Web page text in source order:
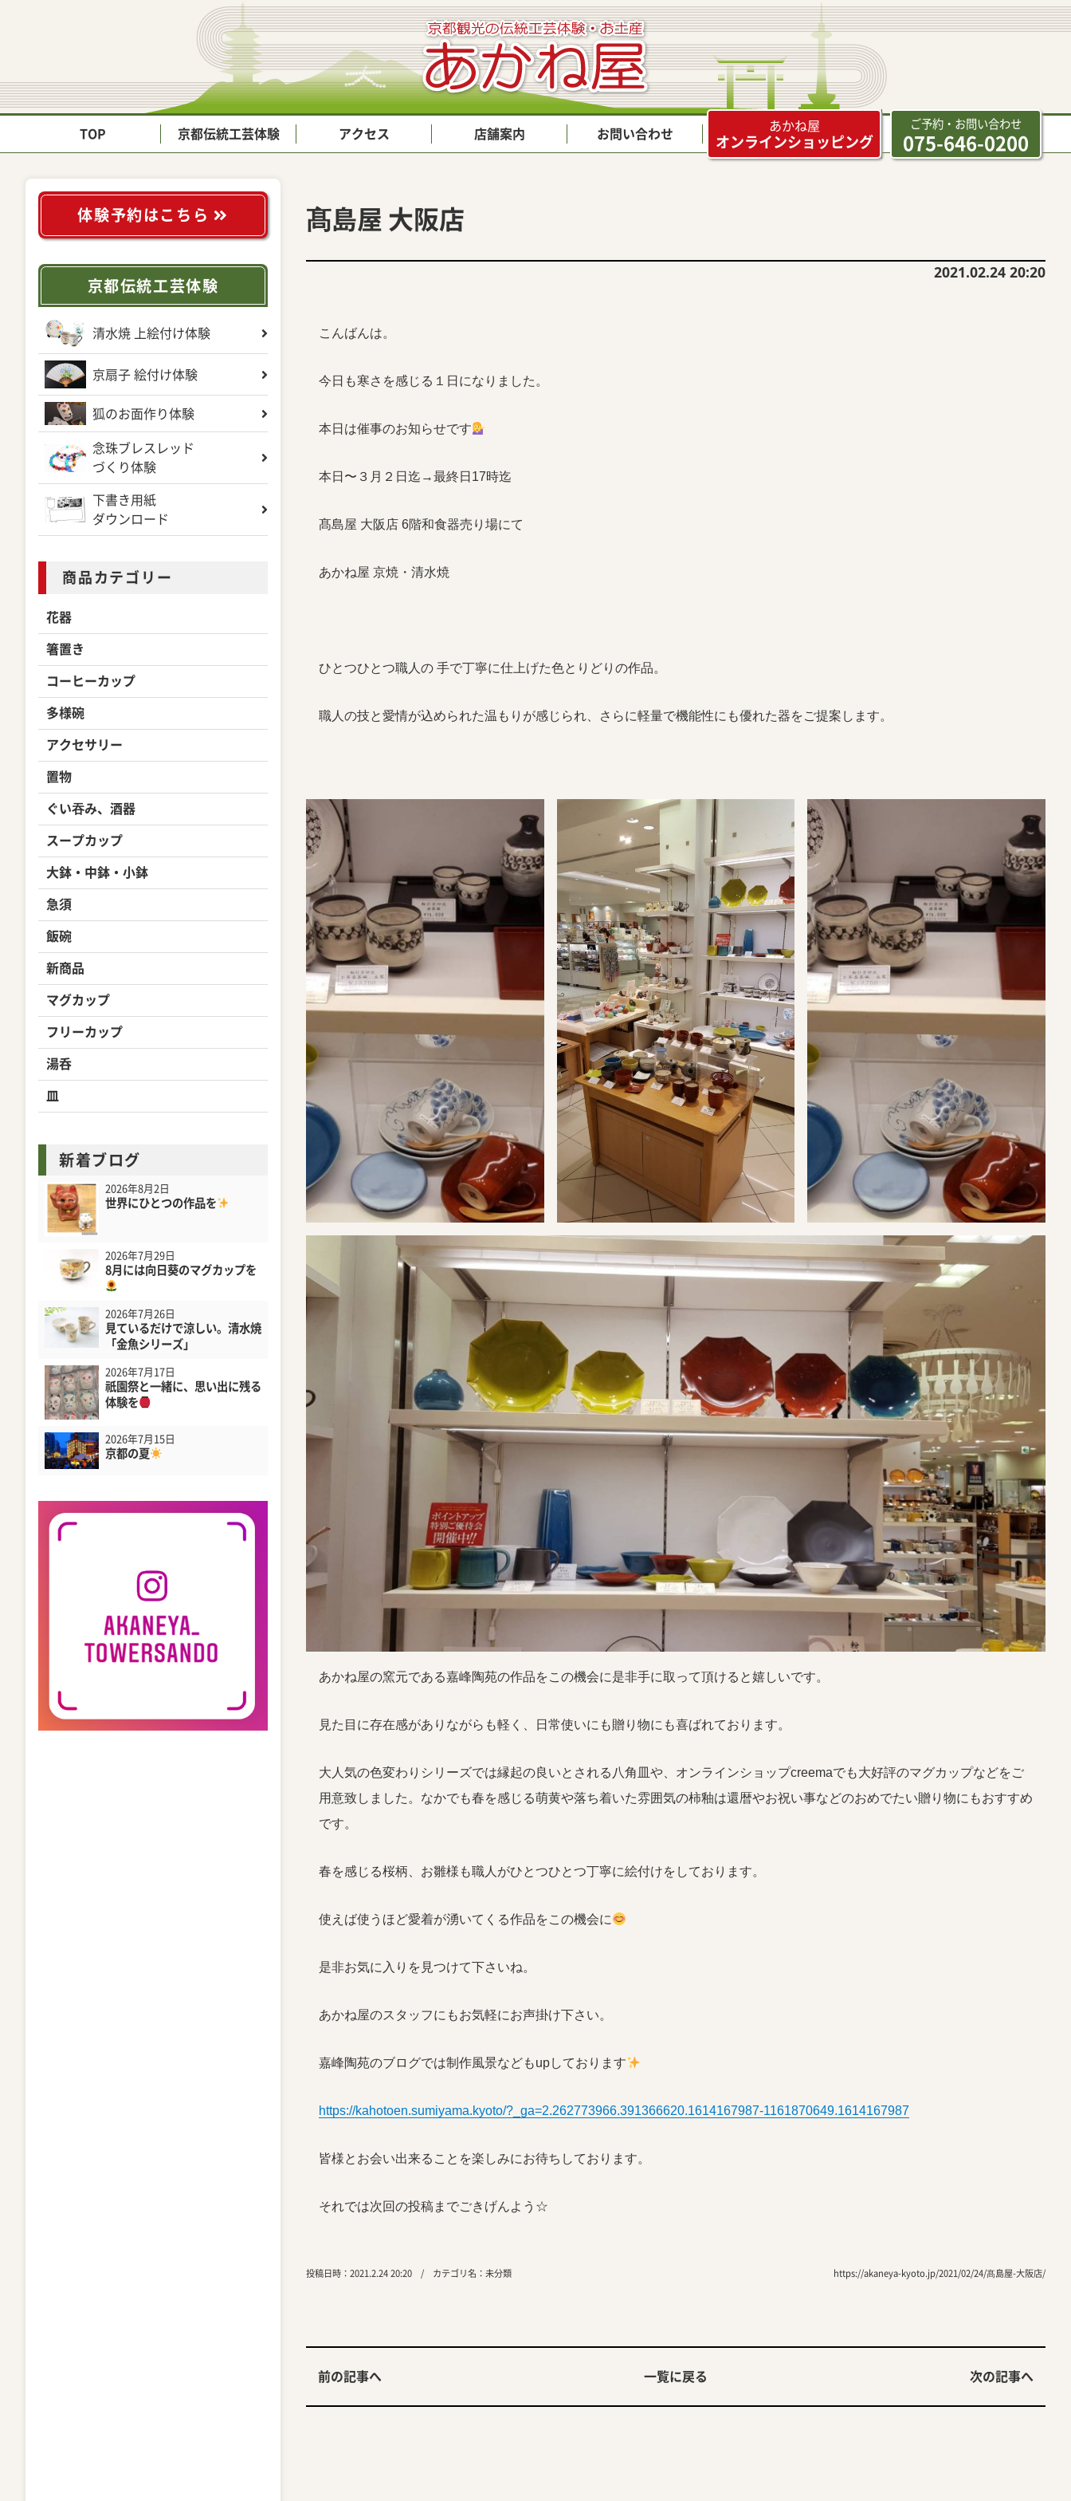
TOP 京都伝統工芸体験 アクセス 店舗案内 お問い合わせ
あかね屋
オンラインショッピング
ご予約・お問い合わせ
075-646-0200
体験予約はこちら
京都伝統工芸体験
清水焼 上絵付け体験
京扇子 絵付け体験
狐のお面作り体験
念珠ブレスレッド
づくり体験
下書き用紙
ダウンロード
商品カテゴリー
花器
箸置き
コーヒーカップ
多様碗
アクセサリー
置物
ぐい吞み、酒器
スープカップ
大鉢・中鉢・小鉢
急須
飯碗
新商品
マグカップ
フリーカップ
湯呑
皿
新着ブログ
2026年8月2日
世界にひとつの作品を
2026年7月29日
8月には向日葵のマグカップを
2026年7月26日
見ているだけで涼しい。清水焼
「金魚シリーズ」
2026年7月17日
祇園祭と一緒に、思い出に残る
体験を
2026年7月15日
京都の夏
髙島屋 大阪店
2021.02.24 20:20
こんばんは。
今日も寒さを感じる１日になりました。
本日は催事のお知らせです
本日〜３月２日迄→最終日17時迄
髙島屋 大阪店 6階和食器売り場にて
あかね屋 京焼・清水焼
ひとつひとつ職人の 手で丁寧に仕上げた色とりどりの作品。
職人の技と愛情が込められた温もりが感じられ、さらに軽量で機能性にも優れた器をご提案します。
あかね屋の窯元である嘉峰陶苑の作品をこの機会に是非手に取って頂けると嬉しいです。
見た目に存在感がありながらも軽く、日常使いにも贈り物にも喜ばれております。
大人気の色変わりシリーズでは縁起の良いとされる八角皿や、オンラインショップcreemaでも大好評のマグカップなどをご
用意致しました。なかでも春を感じる萌黄や落ち着いた雰囲気の柿釉は還暦やお祝い事などのおめでたい贈り物にもおすすめ
です。
春を感じる桜柄、お雛様も職人がひとつひとつ丁寧に絵付けをしております。
使えば使うほど愛着が湧いてくる作品をこの機会に
是非お気に入りを見つけて下さいね。
あかね屋のスタッフにもお気軽にお声掛け下さい。
嘉峰陶苑のブログでは制作風景などもupしております
https://kahotoen.sumiyama.kyoto/?_ga=2.262773966.391366620.1614167987-1161870649.1614167987
皆様とお会い出来ることを楽しみにお待ちしております。
それでは次回の投稿までごきげんよう☆
投稿日時：2021.2.24 20:20 / カテゴリ名： 未分類 https://akaneya-kyoto.jp/2021/02/24/髙島屋-大阪店/
前の記事へ 一覧に戻る 次の記事へ